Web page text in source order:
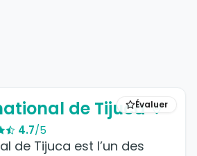
Évaluer
de Tijuca
4.7/5
de Tijuca est l’un des